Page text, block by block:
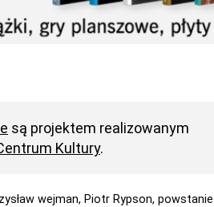
są projektem realizowanym
Kultury.
wejman, Piotr Rypson,